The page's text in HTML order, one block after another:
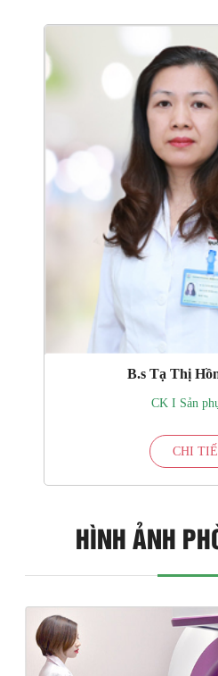
B.s Tạ Thị
CK I Sản
CHI
HÌNH ẢNH